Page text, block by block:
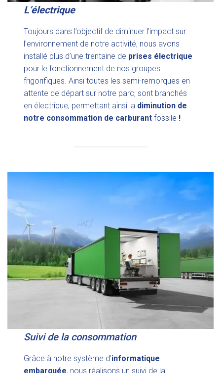
L’électrique
Toujours dans l’objectif de diminuer l’impact sur
l’environnement de notre activité, nous avons
installé plus d’une trentaine de prises électrique
pour le fonctionnement de nos groupes
frigorifiques. Ainsi toutes les semi-remorques en
attente de départ sur notre parc, sont branchés
en électrique, permettant ainsi la diminution de
notre consommation de carburantfossile !
Suivi de la consommation
Grâce à notre système d’informatique
embarquée, nous réalisons un suivi de la